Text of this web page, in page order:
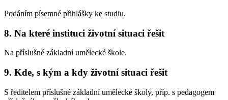
Podáním písemné přihlášky ke studiu.
8. Na které instituci životní situaci řešit
Na příslušné základní umělecké škole.
9. Kde, s kým a kdy životní situaci řešit
S ředitelem příslušné základní umělecké školy, příp. s pedagogem